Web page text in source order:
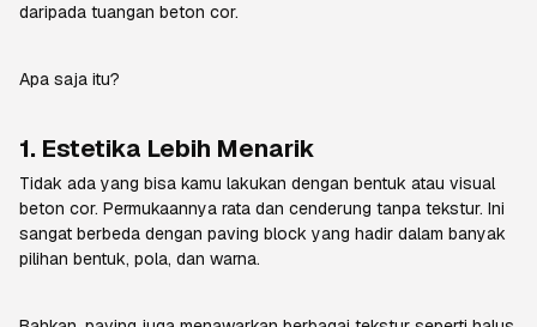
daripada tuangan beton cor.
Apa saja itu?
1. Estetika Lebih Menarik
Tidak ada yang bisa kamu lakukan dengan bentuk atau visual
beton cor. Permukaannya rata dan cenderung tanpa tekstur. Ini
sangat berbeda dengan paving block yang hadir dalam banyak
pilihan bentuk, pola, dan warna.